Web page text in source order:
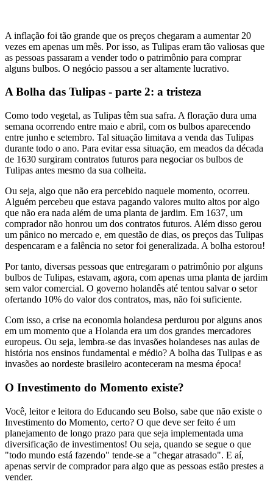
A inflação foi tão grande que os preços chegaram a aumentar 20
vezes em apenas um mês. Por isso, as Tulipas eram tão valiosas que
as pessoas passaram a vender todo o patrimônio para comprar
alguns bulbos. O negócio passou a ser altamente lucrativo.
A Bolha das Tulipas - parte 2: a tristeza
Como todo vegetal, as Tulipas têm sua safra. A floração dura uma
semana ocorrendo entre maio e abril, com os bulbos aparecendo
entre junho e setembro. Tal situação limitava a venda das Tulipas
durante todo o ano. Para evitar essa situação, em meados da década
de 1630 surgiram contratos futuros para negociar os bulbos de
Tulipas antes mesmo da sua colheita.
Ou seja, algo que não era percebido naquele momento, ocorreu.
Alguém percebeu que estava pagando valores muito altos por algo
que não era nada além de uma planta de jardim. Em 1637, um
comprador não honrou um dos contratos futuros. Além disso gerou
um pânico no mercado e, em questão de dias, os preços das Tulipas
despencaram e a falência no setor foi generalizada. A bolha estorou!
Por tanto, diversas pessoas que entregaram o patrimônio por alguns
bulbos de Tulipas, estavam, agora, com apenas uma planta de jardim
sem valor comercial. O governo holandês até tentou salvar o setor
ofertando 10% do valor dos contratos, mas, não foi suficiente.
Com isso, a crise na economia holandesa perdurou por alguns anos
em um momento que a Holanda era um dos grandes mercadores
europeus. Ou seja, lembra-se das invasões holandeses nas aulas de
história nos ensinos fundamental e médio? A bolha das Tulipas e as
invasões ao nordeste brasileiro aconteceram na mesma época!
O Investimento do Momento existe?
Você, leitor e leitora do Educando seu Bolso, sabe que não existe o
Investimento do Momento, certo? O que deve ser feito é um
planejamento de longo prazo para que seja implementada uma
diversificação de investimentos! Ou seja, quando se segue o que
"todo mundo está fazendo" tende-se a "chegar atrasado". E aí,
apenas servir de comprador para algo que as pessoas estão prestes a
vender.